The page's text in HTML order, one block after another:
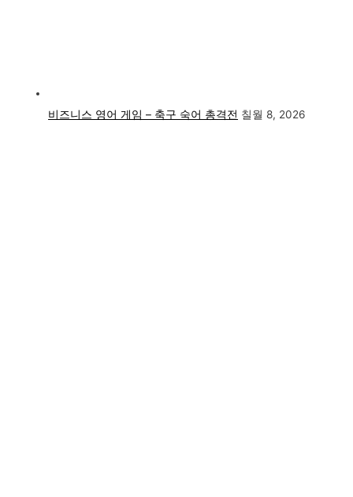
비즈니스 영어 게임 – 축구 숙어 총격전 칠월 8, 2026